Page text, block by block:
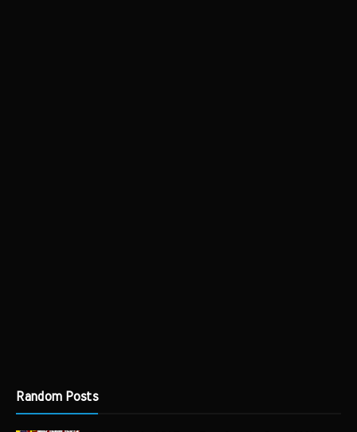
Random Posts